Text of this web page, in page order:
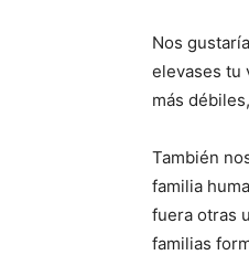
Nos
elevases tu
más
También
familia
fuera otras
familias